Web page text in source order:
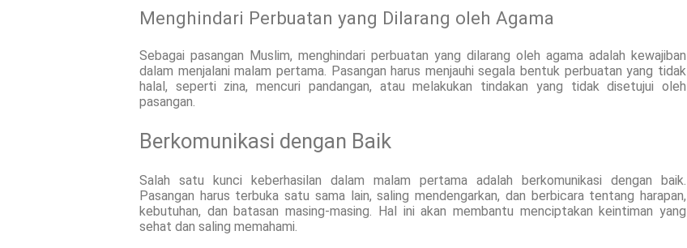
Menghindari Perbuatan yang Dilarang oleh Agama
Sebagai pasangan Muslim, menghindari perbuatan yang dilarang oleh agama adalah kewajiban
dalam menjalani malam pertama. Pasangan harus menjauhi segala bentuk perbuatan yang tidak
halal, seperti zina, mencuri pandangan, atau melakukan tindakan yang tidak disetujui oleh
pasangan.
Berkomunikasi dengan Baik
Salah satu kunci keberhasilan dalam malam pertama adalah berkomunikasi dengan baik.
Pasangan harus terbuka satu sama lain, saling mendengarkan, dan berbicara tentang harapan,
kebutuhan, dan batasan masing-masing. Hal ini akan membantu menciptakan keintiman yang
sehat dan saling memahami.